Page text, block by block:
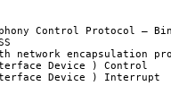
Control Protocol –
network encapsulation
Device ) Control